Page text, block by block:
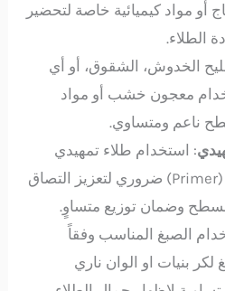
أو مواد كيميائية خاصة لتحضير
الطلاء.
الخدوش، الشقوق، أو أي
معجون خشب أو مواد
ناعم ومتساوي.
: استخدام طلاء تمهيدي
الاساس او يسمي (Primer) ضروري لتعزيز التصاق
وضمان توزيع متساوٍ.
الصبغ المناسب وفقاً
بنيات او الوان ناري